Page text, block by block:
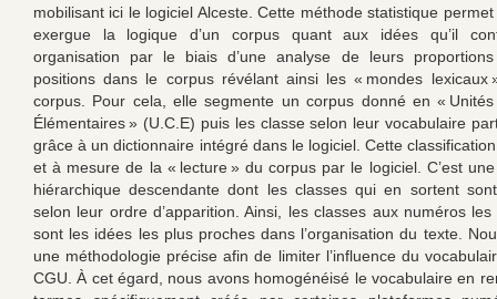
mobilisant ici le logiciel Alceste. Cette méthode statistique
exergue la logique d’un corpus quant aux idées qu’il
organisation par le biais d’une analyse de leurs
positions dans le corpus révélant ainsi les « mondes lexicaux
corpus. Pour cela, elle segmente un corpus donné en «
Élémentaires » (U.C.E) puis les classe selon leur vocabulaire
grâce à un dictionnaire intégré dans le logiciel. Cette
et à mesure de la « lecture » du corpus par le logiciel. C’est
hiérarchique descendante dont les classes qui en sortent
selon leur ordre d’apparition. Ainsi, les classes aux numéros
sont les idées les plus proches dans l’organisation du texte.
une méthodologie précise afin de limiter l’influence du
CGU. À cet égard, nous avons homogénéisé le vocabulaire en